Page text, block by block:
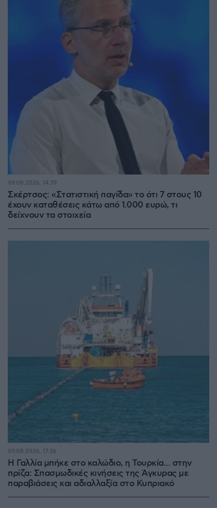
Σκέρτσος: «Στατιστική παγίδα» το ότι 7 στους 10
έχουν καταθέσεις κάτω από 1.000 ευρώ, τι
δείχνουν τα στοιχεία
09.08.2026, 14:39
Η Γαλλία μπήκε στο καλώδιο, η Τουρκία... στην
πρίζα: Σπασμωδικές κινήσεις της Άγκυρας με
παραβιάσεις και αδιαλλαξία στο Κυπριακό
09.08.2026, 17:36